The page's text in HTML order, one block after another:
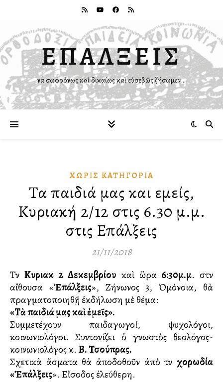
ΕΠΑΛΞΕΙΣ
Ἵνα σωφρόνως καὶ δικαίως καὶ εὐσεβῶς ζήσωμεν…
ΧΩΡΊΣ ΚΑΤΗΓΟΡΊΑ
Τα παιδιά μας και εμείς,
Κυριακή 2/12 στις 6.30 μ.μ.
στις Επάλξεις
21/11/2018
ΤὴνΚυριακὴ 2 Δεκεμβρίου καὶ ὥρα 6:30μ.μ. στὴν
αἴθουσα «Ἐπάλξεις», Ζήνωνος 3, Ὁμόνοια, θὰ
πραγματοποιηθῇ ἐκδήλωση μὲ θέμα:
«Τὰ παιδιά μας καὶ ἐμεῖς».
Συμμετέχουν παιδαγωγοί, ψυχολόγοι,
κοινωνιολόγοι. Συντονίζει ὁ γνωστὸς θεολόγος-
κοινωνιολόγος κ. Β. Τσούπρας.
Σχετικὰ ἄσματα θὰ ἀποδοθοῦν ἀπὸ τὴν χορωδία
«Ἐπάλξεις». Εἴσοδος ἐλεύθερη.